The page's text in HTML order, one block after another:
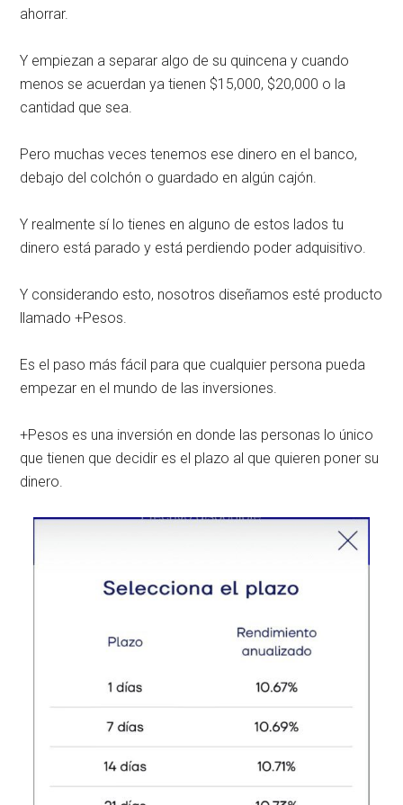
ahorrar.
Y empiezan a separar algo de su quincena y cuando
menos se acuerdan ya tienen $15,000, $20,000 o la
cantidad que sea.
Pero muchas veces tenemos ese dinero en el banco,
debajo del colchón o guardado en algún cajón.
Y realmente sí lo tienes en alguno de estos lados tu
dinero está parado y está perdiendo poder adquisitivo.
Y considerando esto, nosotros diseñamos esté producto
llamado +Pesos.
Es el paso más fácil para que cualquier persona pueda
empezar en el mundo de las inversiones.
+Pesos es una inversión en donde las personas lo único
que tienen que decidir es el plazo al que quieren poner su
dinero.